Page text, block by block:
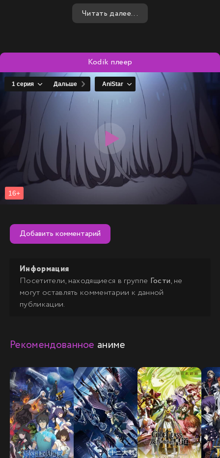
всей империи. Сможет ли принцесса найти в себе силы
и мужество, чтобы противостоять грядущим испытаниям
Читать далее...
Kodik плеер
Добавить комментарий
Информация
Посетители, находящиеся в группе Гости, не
могут оставлять комментарии к данной
публикации.
Рекомендованное аниме